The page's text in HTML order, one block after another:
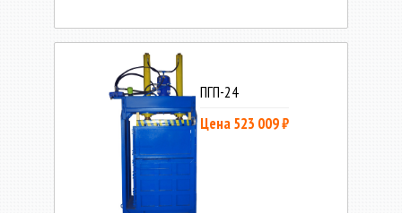
ПГП-24
Цена 523 009 ₽